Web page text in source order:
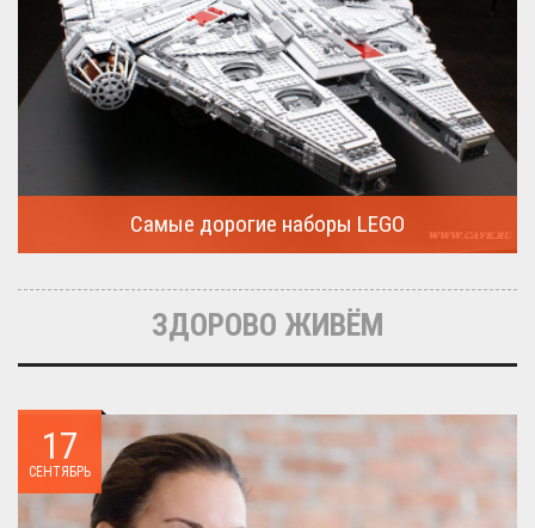
Самые дорогие наборы LEGO
дорогие...
ЗДОРОВО ЖИВЁМ
17
СЕНТЯБРЬ